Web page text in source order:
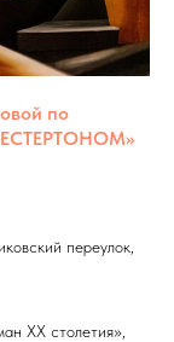
по
переулок,
ХХ столетия»,